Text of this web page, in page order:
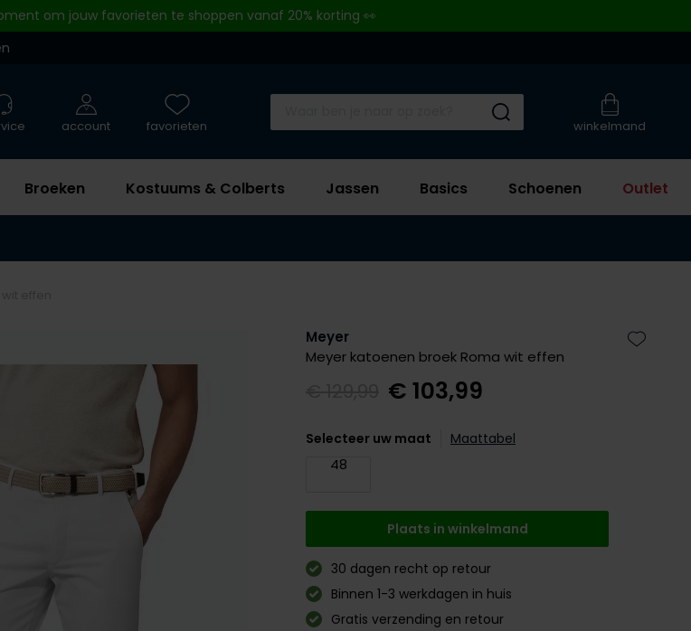
om jouw favorieten te shoppen vanaf 20% korting 👀
winkelmand
Submit search
Broeken Kostuums & Colberts Jassen Basics Schoenen Outlet
account favorieten
Meyer
Meyer katoenen broek Roma wit effen
Zet bij
€ 103,99
Selecteer uw maat Maattabel
48
Plaats in winkelmand
30 dagen recht op retour
Binnen 1-3 werkdagen in huis
Gratis verzending en retour